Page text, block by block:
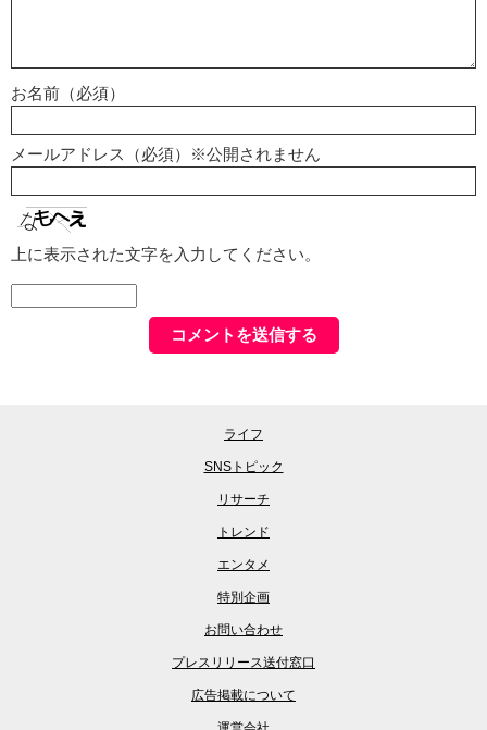
お名前（必須）
メールアドレス（必須）※公開されません
上に表示された文字を入力してください。
ライフ
SNSトピック
リサーチ
トレンド
エンタメ
特別企画
お問い合わせ
プレスリリース送付窓口
広告掲載について